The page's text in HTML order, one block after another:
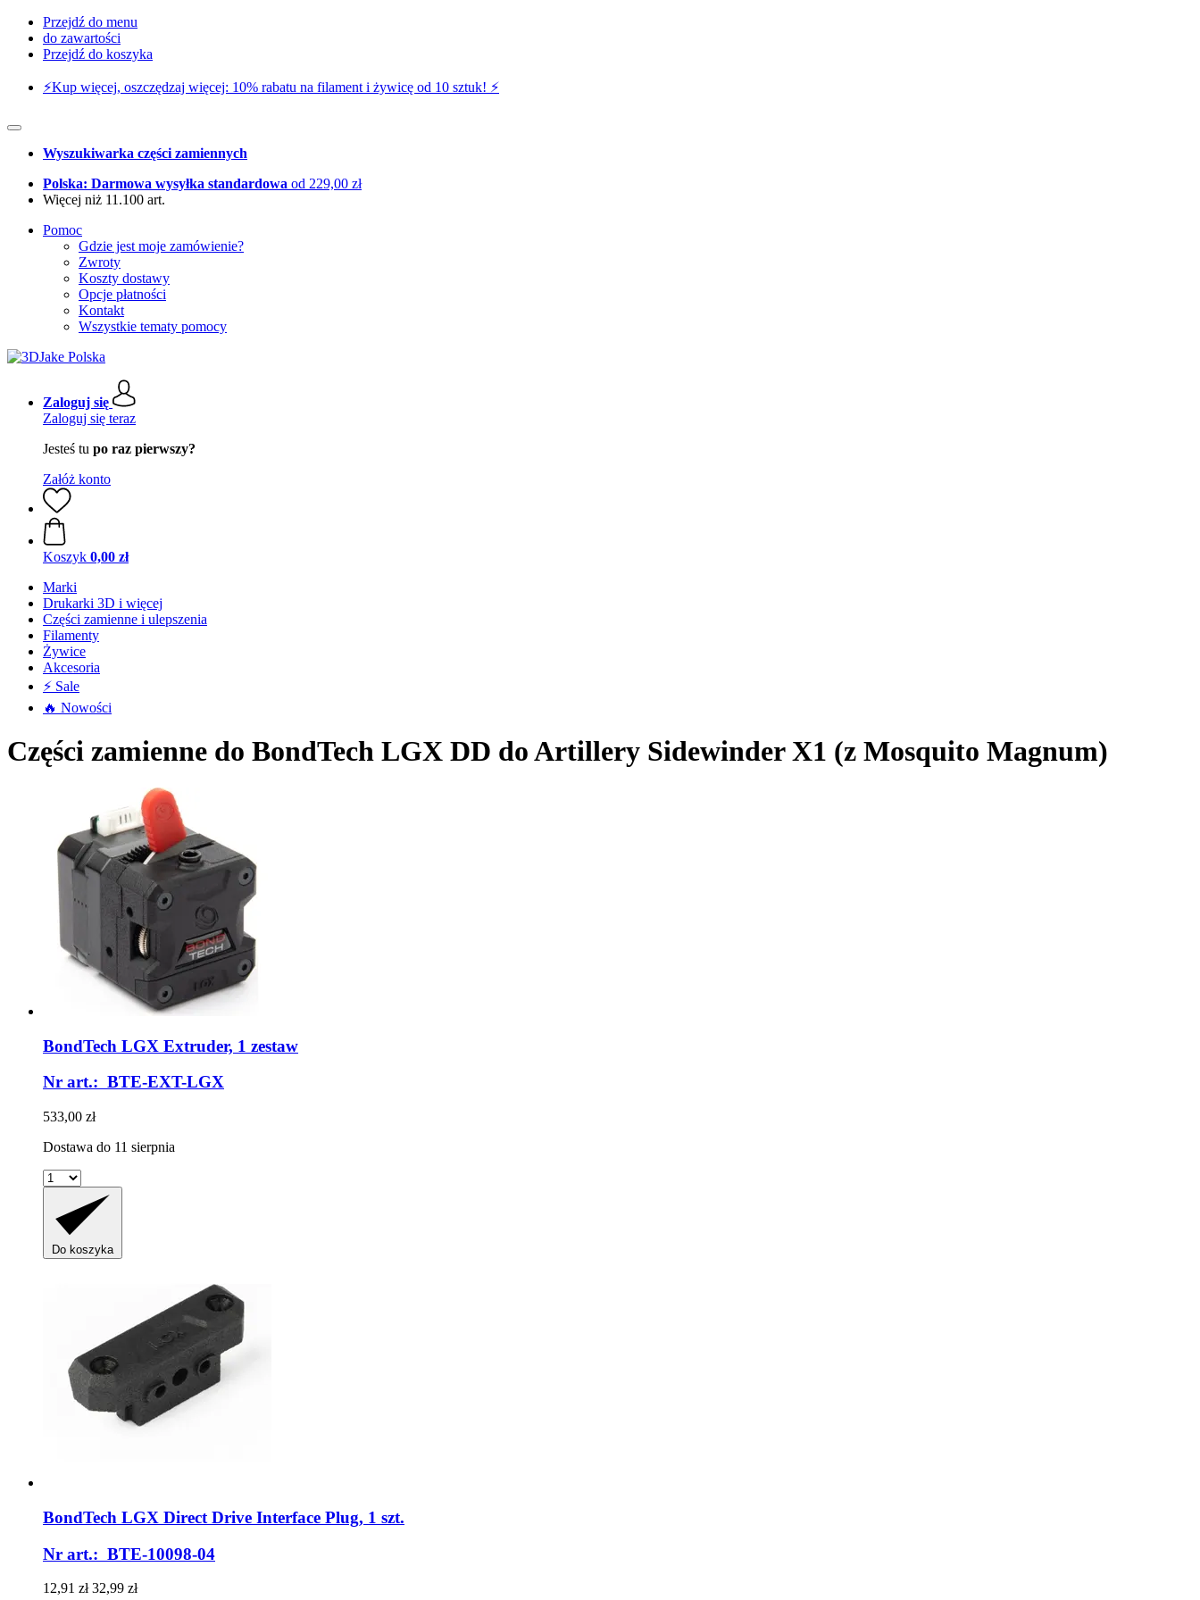
Przejdź do menu
do zawartości
Przejdź do koszyka
⚡️Kup więcej, oszczędzaj więcej: 10% rabatu na filament i żywicę od 10 sztuk! ⚡️
Wyszukiwarka części zamiennych
Polska: Darmowa wysyłka standardowa od 229,00 zł
Więcej niż 11.100 art.
Pomoc
Gdzie jest moje zamówienie?
Zwroty
Koszty dostawy
Opcje płatności
Kontakt
Wszystkie tematy pomocy
Zaloguj się
Zaloguj się teraz
Jesteś tu po raz pierwszy?
Załóż konto
Koszyk 0,00 zł
Marki
Drukarki 3D i więcej
Części zamienne i ulepszenia
Filamenty
Żywice
Akcesoria
⚡ Sale
🔥 Nowości
Części zamienne do BondTech LGX DD do Artillery Sidewinder X1 (z Mosquito Magnum)
BondTech LGX Extruder, 1 zestaw
Nr art.: BTE-EXT-LGX
533,00 zł
Dostawa do 11 sierpnia
Do koszyka
BondTech LGX Direct Drive Interface Plug, 1 szt.
Nr art.: BTE-10098-04
12,91 zł 32,99 zł